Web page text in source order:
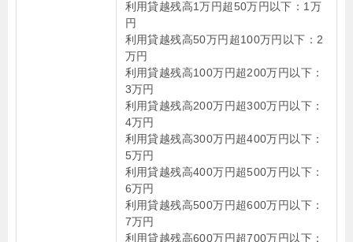
利用貸越残高1万円超50万円以下：1万
円
利用貸越残高50万円超100万円以下：2
万円
利用貸越残高100万円超200万円以下：
3万円
利用貸越残高200万円超300万円以下：
4万円
利用貸越残高300万円超400万円以下：
5万円
利用貸越残高400万円超500万円以下：
6万円
利用貸越残高500万円超600万円以下：
7万円
利用貸越残高600万円超700万円以下：